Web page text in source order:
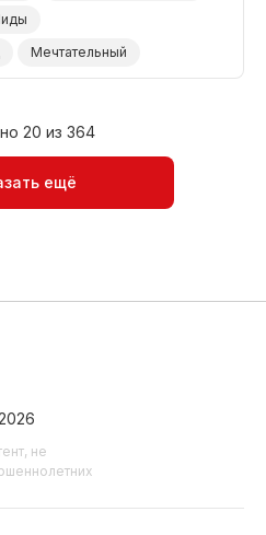
Мечтательный
Промоушен/Реклама
20 из 364
ещё
не